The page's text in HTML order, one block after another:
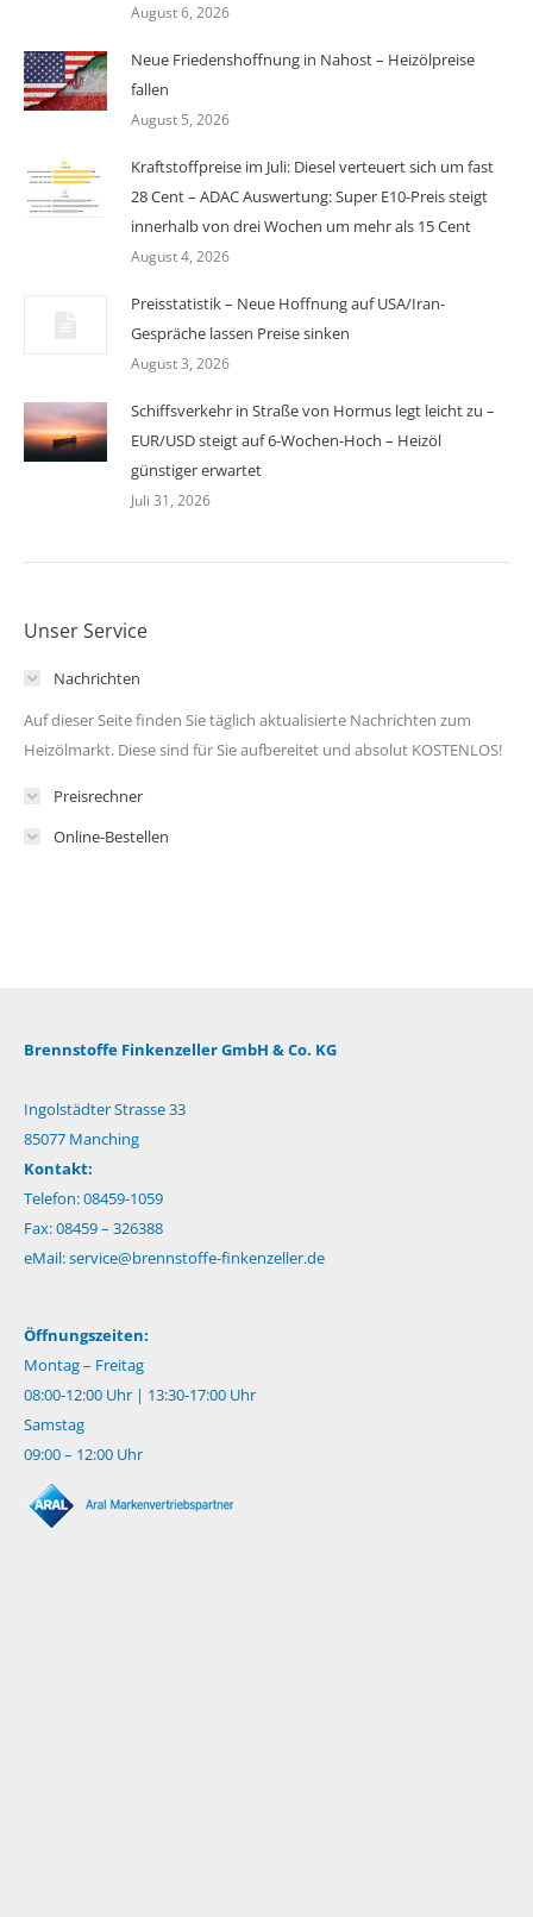
August 6, 2026
Neue Friedenshoffnung in Nahost – Heizölpreise
fallen
August 5, 2026
Kraftstoffpreise im Juli: Diesel verteuert sich um fast
28 Cent – ADAC Auswertung: Super E10-Preis steigt
innerhalb von drei Wochen um mehr als 15 Cent
August 4, 2026
Preisstatistik – Neue Hoffnung auf USA/Iran-
Gespräche lassen Preise sinken
August 3, 2026
Schiffsverkehr in Straße von Hormus legt leicht zu –
EUR/USD steigt auf 6-Wochen-Hoch – Heizöl
günstiger erwartet
Juli 31, 2026
Unser Service
Nachrichten
Auf dieser Seite finden Sie täglich aktualisierte Nachrichten zum
Heizölmarkt. Diese sind für Sie aufbereitet und absolut KOSTENLOS!
Preisrechner
Online-Bestellen
Brennstoffe Finkenzeller GmbH & Co. KG
Ingolstädter Strasse 33
85077 Manching
Kontakt:
Telefon: 08459-1059
Fax: 08459 – 326388
eMail:service@brennstoffe-finkenzeller.de
Öffnungszeiten:
Montag – Freitag
08:00-12:00 Uhr | 13:30-17:00 Uhr
Samstag
09:00 – 12:00 Uhr